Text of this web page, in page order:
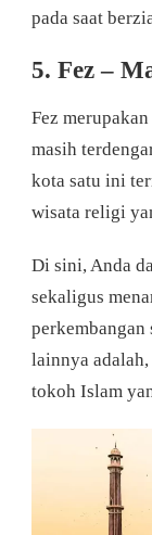
pada saat
5. Fez –
Fez
masih
kota satu ini
wisata religi
Di sini, Anda
sekaligus
lainnya
tokoh Islam